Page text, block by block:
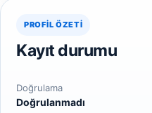
PROFIL ÖZETI
Kayıt durumu
Doğrulama
Doğrulanmadı